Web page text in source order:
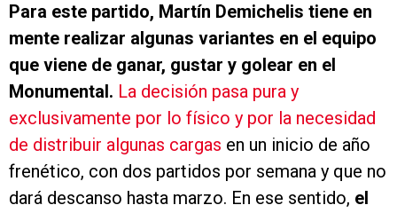
Para este partido, Martín Demichelis tiene en
mente realizar algunas variantes en el equipo
que viene de ganar, gustar y golear en el
Monumental. La decisión pasa pura y
exclusivamente por lo físico y por la necesidad
de distribuir algunas cargas en un inicio de año
frenético, con dos partidos por semana y que no
dará descanso hasta marzo. En ese sentido, el